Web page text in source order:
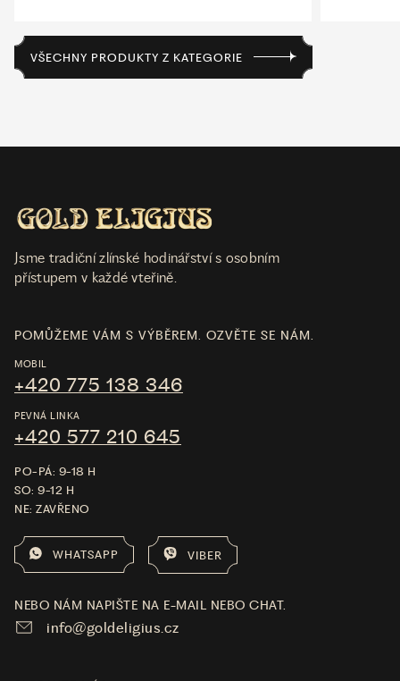
VŠECHNY PRODUKTY Z KATEGORIE
Jsme tradiční zlínské hodinářství s osobním
přístupem v každé vteřině.
POMŮŽEME VÁM S VÝBĚREM. OZVĚTE SE NÁM.
MOBIL
+420 775 138 346
PEVNÁ LINKA
+420 577 210 645
PO-PÁ: 9-18 H
SO: 9-12 H
NE: ZAVŘENO
WHATSAPP VIBER
NEBO NÁM NAPIŠTE NA E-MAIL NEBO CHAT.
info@goldeligius.cz